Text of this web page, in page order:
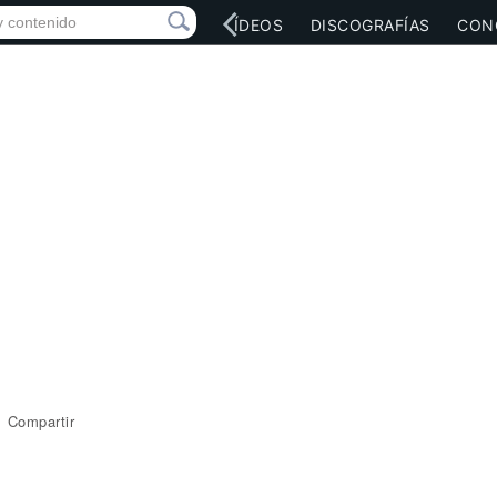
RED SOCIAL MÚSICA VÍDEOS DISCOGRAFÍAS
Compartir